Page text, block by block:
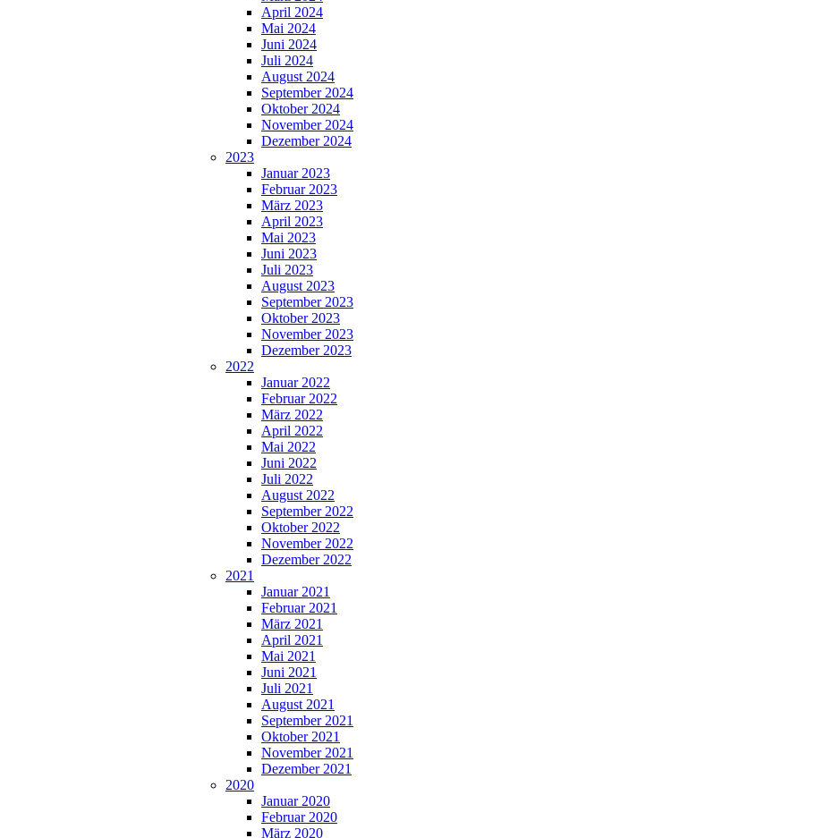
April 2024
Mai 2024
Juni 2024
Juli 2024
August 2024
September 2024
Oktober 2024
November 2024
Dezember 2024
2023
Januar 2023
Februar 2023
März 2023
April 2023
Mai 2023
Juni 2023
Juli 2023
August 2023
September 2023
Oktober 2023
November 2023
Dezember 2023
2022
Januar 2022
Februar 2022
März 2022
April 2022
Mai 2022
Juni 2022
Juli 2022
August 2022
September 2022
Oktober 2022
November 2022
Dezember 2022
2021
Januar 2021
Februar 2021
März 2021
April 2021
Mai 2021
Juni 2021
Juli 2021
August 2021
September 2021
Oktober 2021
November 2021
Dezember 2021
2020
Januar 2020
Februar 2020
März 2020